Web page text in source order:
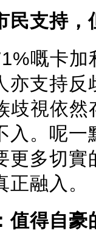
民支持，
嘅卡
亦支持
歧視依
入。呢
更多切
融入。
值得自豪